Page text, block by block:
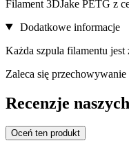
Filament 3DJake PETG z
Dodatkowe informacje
Każda szpula filamentu
Zaleca się
Recenzje
Oceń ten produkt